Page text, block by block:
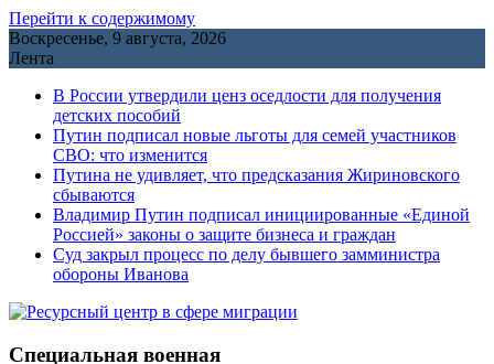
Перейти к содержимому
Воскресенье, 9 августа, 2026
Лента
В России утвердили ценз оседлости для получения
детских пособий
Путин подписал новые льготы для семей участников
СВО: что изменится
Путина не удивляет, что предсказания Жириновского
сбываются
Владимир Путин подписал инициированные «Единой
Россией» законы о защите бизнеса и граждан
Cуд закрыл процесс по делу бывшего замминистра
обороны Иванова
Специальная военная